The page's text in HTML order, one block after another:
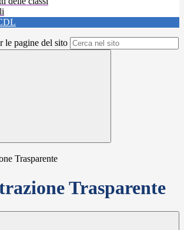
le pagine del sito
Trasparente
Trasparente